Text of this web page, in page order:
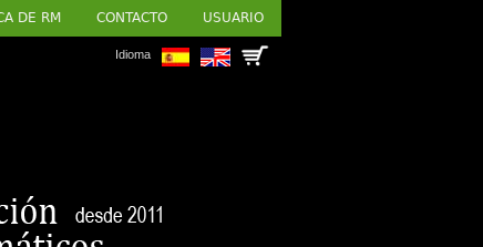
DE RM CONTACTO USUARIO
Idioma